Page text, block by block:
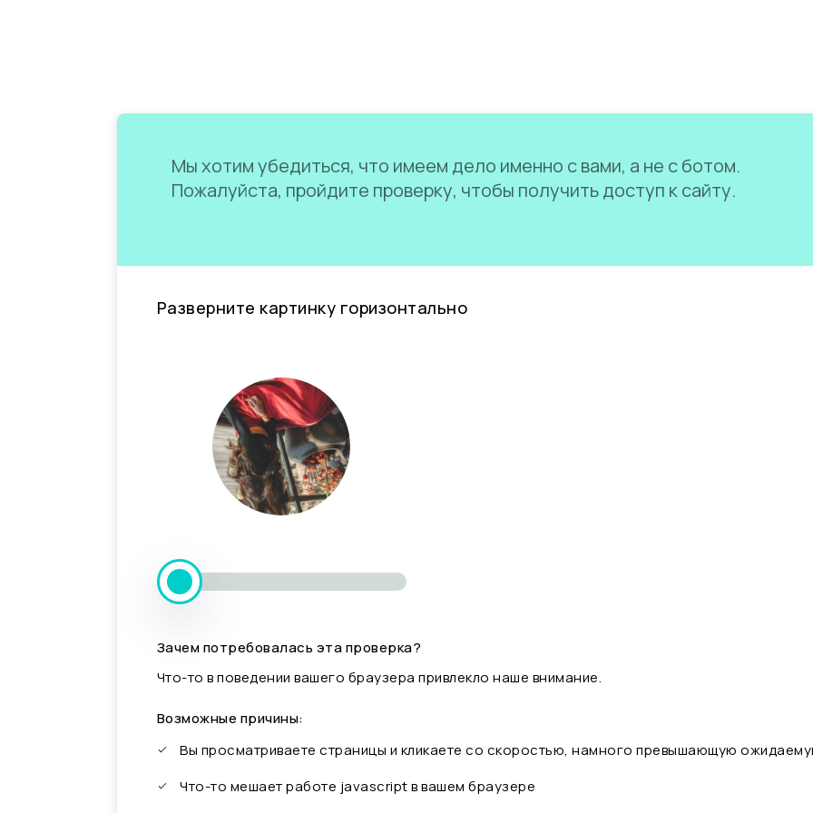
Мы хотим убедиться, что имеем дело именно с вами, а не с ботом.
Пожалуйста, пройдите проверку, чтобы получить доступ к сайту.
Разверните картинку горизонтально
Зачем потребовалась эта проверка?
Что-то в поведении вашего браузера привлекло наше внимание.
Возможные причины:
Вы просматриваете страницы и кликаете со скоростью, намного превышающую
Что-то мешает работе javascript в вашем браузере